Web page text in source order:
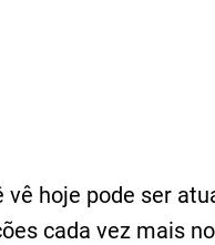
hoje pode ser
cada vez mais